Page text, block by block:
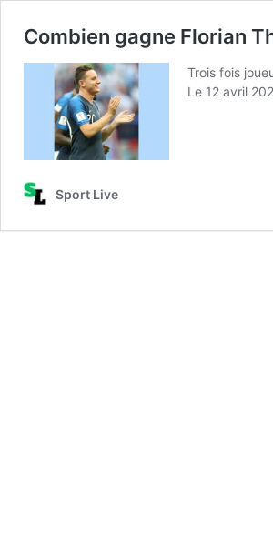
Combien gagne Florian
Trois fois
Le 12 avril
Sport Live